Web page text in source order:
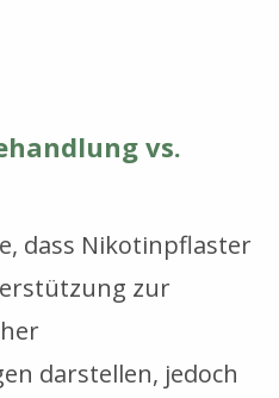
vs.
dass Nikotinpflaster
zur
darstellen, jedoch